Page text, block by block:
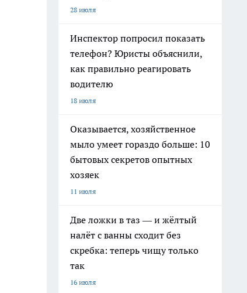
28 июля
Инспектор попросил показать
телефон? Юристы объяснили,
как правильно реагировать
водителю
18 июля
Оказывается, хозяйственное
мыло умеет гораздо больше: 10
бытовых секретов опытных
хозяек
11 июля
Две ложки в таз — и жёлтый
налёт с ванны сходит без
скребка: теперь чищу только
так
16 июля